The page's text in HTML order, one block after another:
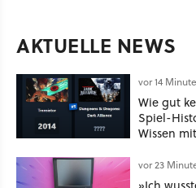
AKTUELLE NEWS
vor 14
Wie gut
Spiel-
Wissen
vor 23